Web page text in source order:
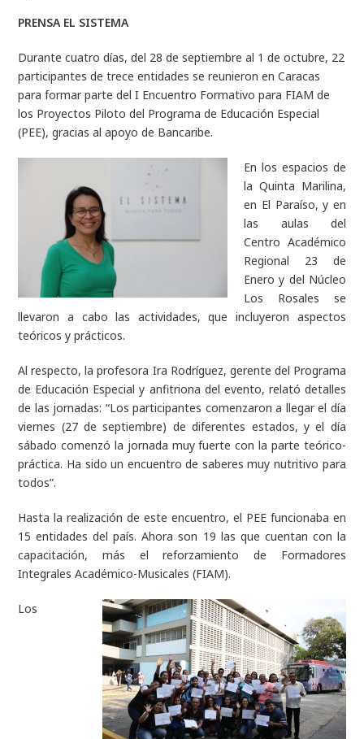
PRENSA EL SISTEMA
Durante cuatro días, del 28 de septiembre al 1 de octubre, 22
participantes de trece entidades se reunieron en Caracas
para formar parte del I Encuentro Formativo para FIAM de
los Proyectos Piloto del Programa de Educación Especial
(PEE), gracias al apoyo de Bancaribe.
En los espacios de
la Quinta Marilina,
en El Paraíso, y en
las aulas del
Centro Académico
Regional 23 de
Enero y del Núcleo
Los Rosales se
llevaron a cabo las actividades, que incluyeron aspectos
teóricos y prácticos.
Al respecto, la profesora Ira Rodríguez, gerente del Programa
de Educación Especial y anfitriona del evento, relató detalles
de las jornadas: “Los participantes comenzaron a llegar el día
viernes (27 de septiembre) de diferentes estados, y el día
sábado comenzó la jornada muy fuerte con la parte teórico-
práctica. Ha sido un encuentro de saberes muy nutritivo para
todos”.
Hasta la realización de este encuentro, el PEE funcionaba en
15 entidades del país. Ahora son 19 las que cuentan con la
capacitación, más el reforzamiento de Formadores
Integrales Académico-Musicales (FIAM).
Los